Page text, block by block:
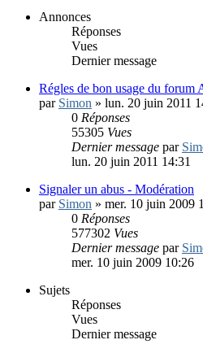
Annonces
Réponses
Vues
Dernier message
Régles de bon usage du forum
par Simon » lun. 20 juin 2011
0 Réponses
55305 Vues
Dernier message par
lun. 20 juin 2011 14:31
Signaler un abus - Modération
par Simon » mer. 10 juin 2009
0 Réponses
577302 Vues
Dernier message par
mer. 10 juin 2009 10:26
Sujets
Réponses
Vues
Dernier message